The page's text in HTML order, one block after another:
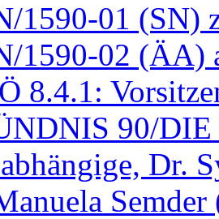
1590-01 (SN)
1590-02 (ÄA)
8.4.1:
90/
Dr.